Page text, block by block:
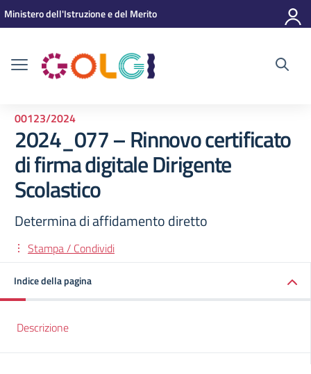
Vai ai contenuti
Vai al menu di navigazione
Vai al footer
Ministero dell'Istruzione e del Merito
00123/2024
2024_077 – Rinnovo certificato
di firma digitale Dirigente
Scolastico
Determina di affidamento diretto
Stampa / Condividi
Indice della pagina
Descrizione